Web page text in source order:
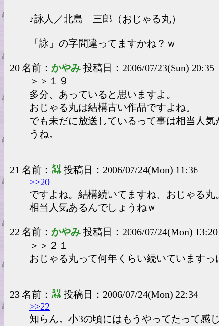
♪詠人／北島 三郎（おじゃる丸）
「詠」の字間違ってますかね？ｗ
20 名前： かやみ 投稿日：2006/07/23(Sun) 20:35
＞＞１９
多分、あっていると思いますよ。
おじゃる丸は結構古い作品ですよね。
でも未だに放送しているって事は相当人気
うね。
21 名前： ㍊ 投稿日：2006/07/24(Mon) 11:36
>>20
ですよね。結構続いてますね、おじゃる丸
相当人気あるんでしょうねｗ
22 名前： かやみ 投稿日：2006/07/24(Mon) 13:20
＞＞２１
おじゃる丸って何年くらい続いていますっ
23 名前： ㍊ 投稿日：2006/07/24(Mon) 22:34
>>22
知らん。小3の頃にはもうやってたって感